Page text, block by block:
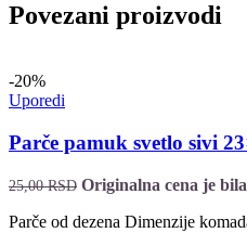
Povezani proizvodi
-20%
Uporedi
Parče pamuk svetlo sivi
25,00RSD Originalna cena je
Parče od dezena Dimenzije